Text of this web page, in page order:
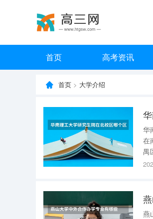
首页 高考资讯
首页 > 大学介绍
华南理
在
禺
有致是
燕山大